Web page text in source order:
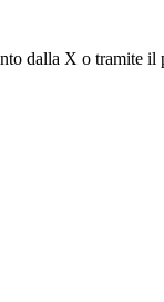
dalla X o tramite